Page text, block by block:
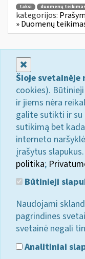
taksi duomenų
kategorijos:
» Duomenų
Šioje svetainėje
cookies).
ir jiems nėra
galite sutikti ir su
sutikimą bet
interneto
įrašytus
politika;
Būtinieji
Naudojami
pagrindines
svetainė negali
Analitiniai